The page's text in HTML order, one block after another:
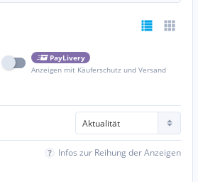
PayLivery
Anzeigen mit Käuferschutz und Versand
Infos zur Reihung der Anzeigen